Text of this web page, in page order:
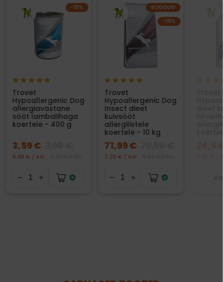
−10%
Trovet
Hypoallergenic Dog
allergiavastane
sööt lambalihaga
koertele - 400 g
3,59 €
8.98 € / KG
SOODUS!
−10%
Trovet
Hypoallergenic Dog
Insect dieet
kuivsööt
allergilistele
koertele - 10 kg
71,99 €
7.20 € / KG
dieet
8.85 € /